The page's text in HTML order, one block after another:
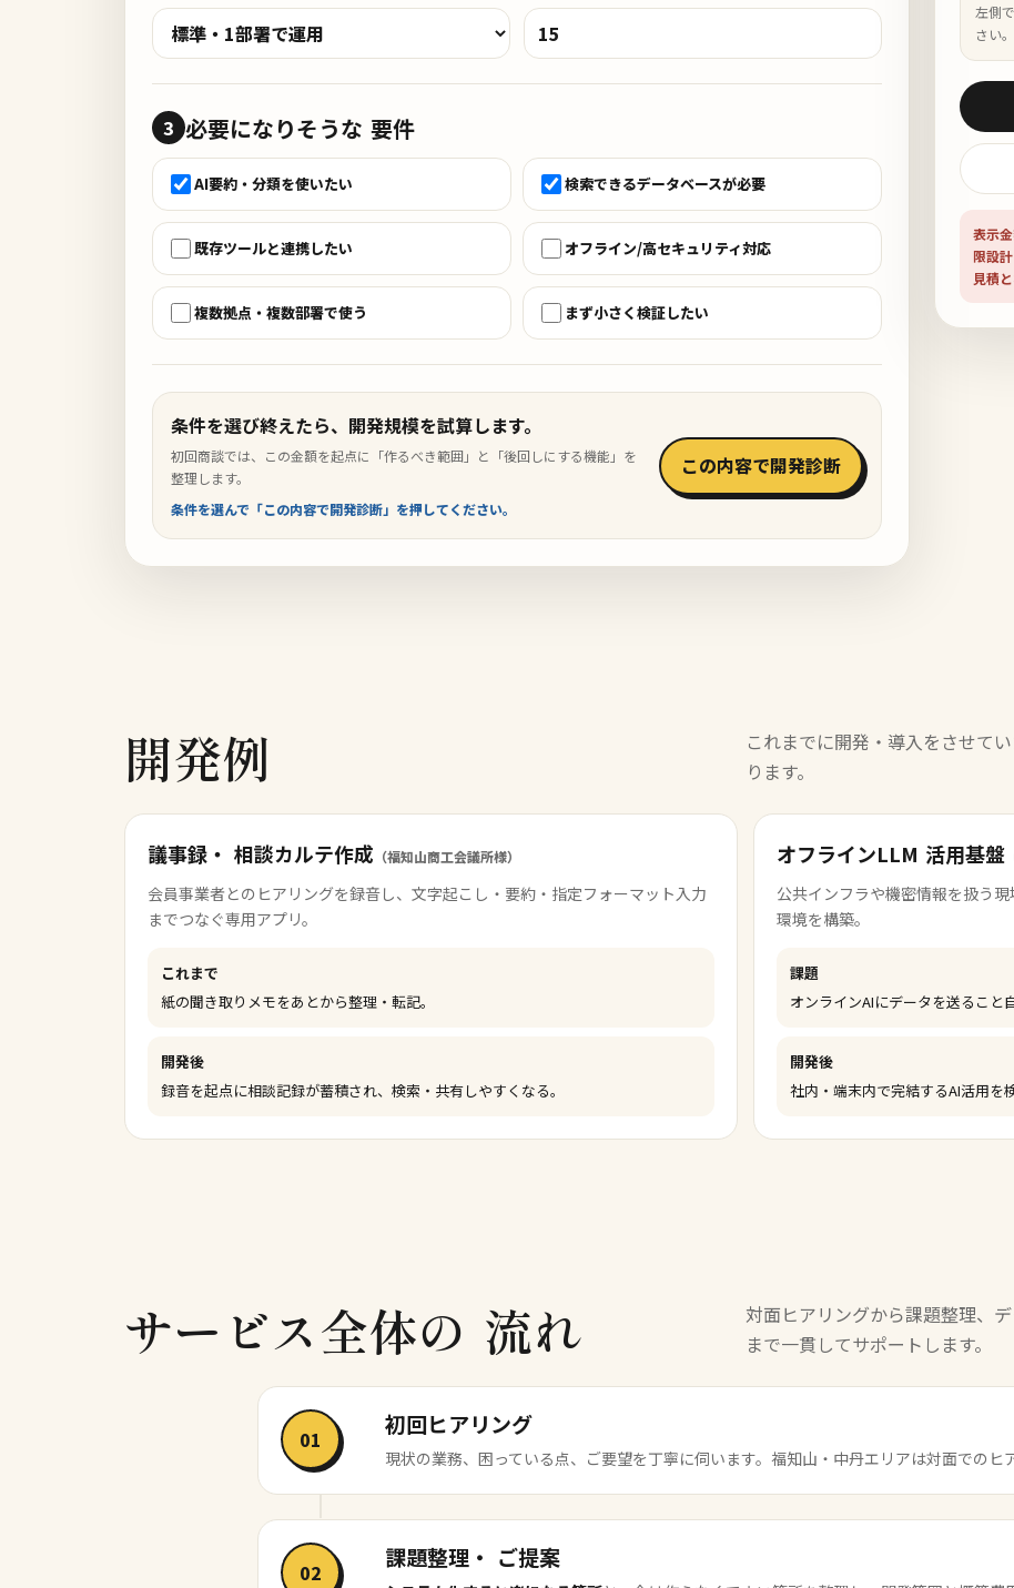
3 必要になりそうな 要件
AI要約・分類を使いたい 検索できるデータベースが必要
既存ツールと連携したい オフライン/高セキュリティ対応
複数拠点・複数部署で使う まず小さく検証したい
条件を選び終えたら、開発規模を試算します。
初回商談では、この金額を起点に「作るべき範囲」と「後回しにする機能」を
整理します。
条件を選んで「この内容で開発診断」を押してください。
この内容で開発診断
左側
さい。
表示
限設
見積
開発例
これまでに開発・導入をさせて
ります。
議事録・ 相談カルテ作成 （福知山商工会議所様）
会員事業者とのヒアリングを録音し、文字起こし・要約・指定フォーマット入力
までつなぐ専用アプリ。
これまで
紙の聞き取りメモをあとから整理・転記。
開発後
録音を起点に相談記録が蓄積され、検索・共有しやすくなる。
オフラインLLM 活用基盤
公共インフラや機密情報を扱う
環境を構築。
課題
オンラインAIにデータを送ること
開発後
社内・端末内で完結するAI活用を
サービス全体の 流れ
対面ヒアリングから課題整理、
まで一貫してサポートします。
01
初回ヒアリング
現状の業務、困っている点、ご要望を丁寧に伺います。福知山・中丹エリアは対面でのヒ
02
課題整理・ ご提案